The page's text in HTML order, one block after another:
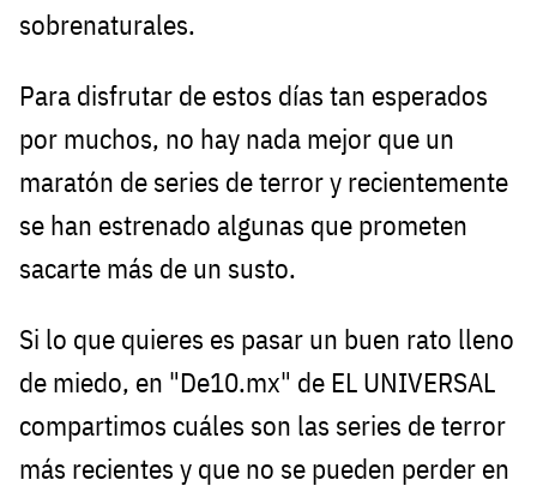
sobrenaturales.
Para disfrutar de estos días tan esperados
por muchos, no hay nada mejor que un
maratón de series de terror y recientemente
se han estrenado algunas que prometen
sacarte más de un susto.
Si lo que quieres es pasar un buen rato lleno
de miedo, en "De10.mx" de EL UNIVERSAL
compartimos cuáles son las series de terror
más recientes y que no se pueden perder en